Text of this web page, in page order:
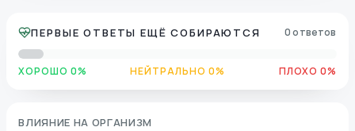
ПЕРВЫЕ ОТВЕТЫ ЕЩЁ СОБИРАЮТСЯ 0 ответов
ХОРОШО 0% НЕЙТРАЛЬНО 0% ПЛОХО 0%
ВЛИЯНИЕ НА ОРГАНИЗМ